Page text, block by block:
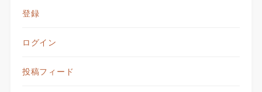
登録
ログイン
投稿フィード